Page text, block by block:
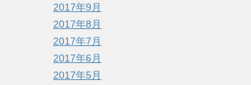
2017年9月
2017年8月
2017年7月
2017年6月
2017年5月